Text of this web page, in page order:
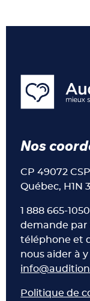
Nos
CP 49072
Québec, H1N
1 888 665-
demande par
téléphone et
nous aider à
Politique de